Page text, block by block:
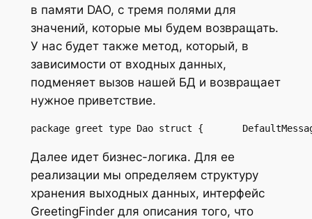
в памяти DAO, с тремя полями для
значений, которые мы будем возвращать.
У нас будет также метод, который, в
зависимости от входных данных,
подменяет вызов нашей БД и возвращает
нужное приветствие.
package greet type Dao struct {
Далее идет бизнес-логика. Для ее
реализации мы определяем структуру
хранения выходных данных, интерфейс
GreetingFinder для описания того, что